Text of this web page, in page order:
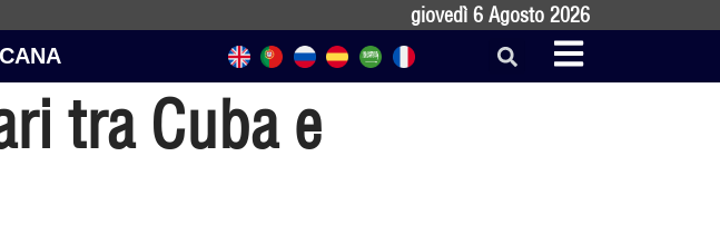
giovedì 6 Agosto 2026
tra Cuba e